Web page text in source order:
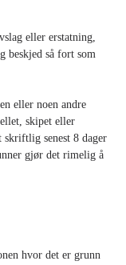
eller erstatning,
beskjed så fort som
eller noen andre
skipet eller
senest 8 dager
gjør det rimelig å
hvor det er grunn